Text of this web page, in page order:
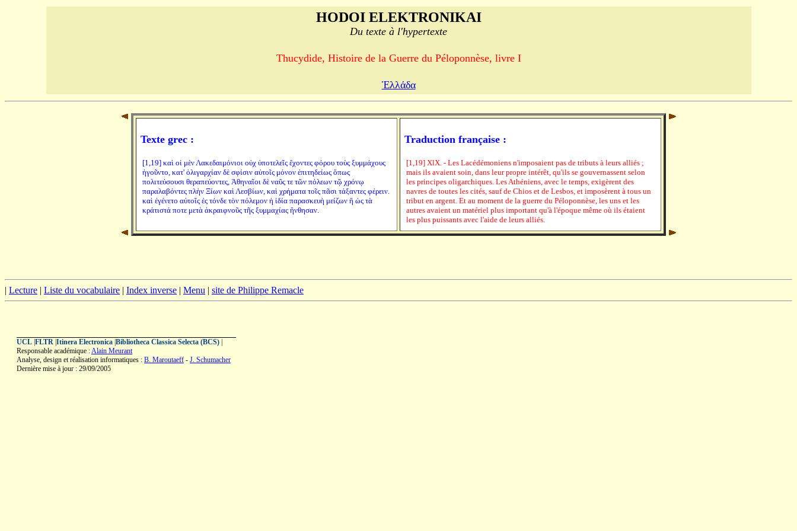
HODOI ELEKTRONIKAI
Du texte à l'hypertexte
Thucydide, Histoire de la Guerre du Péloponnèse, livre I
Ἑλλάδα
Texte grec :
[1,19] καὶ οἱ μὲν Λακεδαιμόνιοι οὐχ ὑποτελεῖς ἔχοντες φόρου τοὺς ξυμμάχους
ἡγοῦντο, κατ' ὀλιγαρχίαν δὲ σφίσιν αὐτοῖς μόνον ἐπιτηδείως ὅπως
πολιτεύσουσι θεραπεύοντες, Ἀθηναῖοι δὲ ναῦς τε τῶν πόλεων τῷ χρόνῳ
παραλαβόντες πλὴν Ξίων καὶ Λεσβίων, καὶ χρήματα τοῖς πᾶσι τάξαντες φέρειν.
καὶ ἐγένετο αὐτοῖς ἐς τόνδε τὸν πόλεμον ἡ ἰδία παρασκευὴ μείζων ἢ ὡς τὰ
κράτιστά ποτε μετὰ ἀκραιφνοῦς τῆς ξυμμαχίας ἤνθησαν.
Traduction française :
[1,19] XlX. - Les Lacédémoniens n'imposaient pas de tributs à leurs alliés ;
mais ils avaient soin, dans leur propre intérêt, qu'ils se gouvernassent selon
les principes oligarchiques. Les Athéniens, avec le temps, exigèrent des
navres de toutes les cités, sauf de Chios et de Lesbos, et imposèrent à tous un
tribut en argent. Et au moment de la guerre du Péloponnèse, les uns et les
autres avaient un matériel plus important qu'à l'époque même où ils étaient
les plus puissants avec l'aide de leurs alliés.
| Lecture | Liste du vocabulaire | Index inverse | Menu | site de Philippe Remacle
UCL FLTR Itinera Electronica Bibliotheca Classica Selecta (BCS)
Responsable académique :Alain Meurant
Analyse, design et réalisation informatiques : B. Maroutaeff - J. Schumacher
Dernière mise à jour : 29/09/2005